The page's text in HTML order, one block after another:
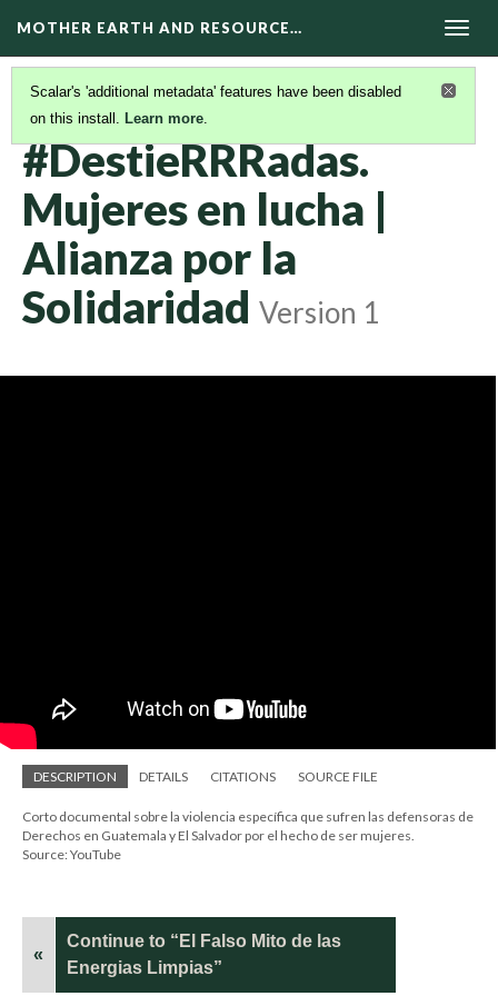
MOTHER EARTH AND RESOURCE…
Scalar's 'additional metadata' features have been disabled
on this install. Learn more.
DOCUMENTALES(10/17)
#DestieRRRadas.
Mujeres en lucha |
Alianza por la
Solidaridad Version 1
DESCRIPTION DETAILS CITATIONS SOURCE FILE
Corto documental sobre la violencia específica que sufren las defensoras de
Derechos en Guatemala y El Salvador por el hecho de ser mujeres.
Source: YouTube
«
Continue to “El Falso Mito de las
Energias Limpias”